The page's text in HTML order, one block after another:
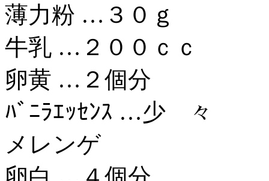
薄力粉 …３０ｇ
牛乳 …２００ｃｃ
卵黄 …２個分
ﾊﾞﾆﾗｴｯｾﾝｽ …少 々
メレンゲ